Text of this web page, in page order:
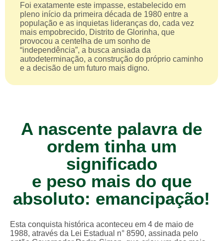
Foi exatamente este impasse, estabelecido em
pleno início da primeira década de 1980 entre a
população e as inquietas lideranças do, cada vez
mais empobrecido, Distrito de Glorinha, que
provocou a centelha de um sonho de
“independência”, a busca ansiada da
autodeterminação, a construção do próprio caminho
e a decisão de um futuro mais digno.
A nascente palavra de
ordem tinha um
significado
e peso mais do que
absoluto: emancipação!
Esta conquista histórica aconteceu em 4 de maio de
1988, através da Lei Estadual n° 8590, assinada pelo